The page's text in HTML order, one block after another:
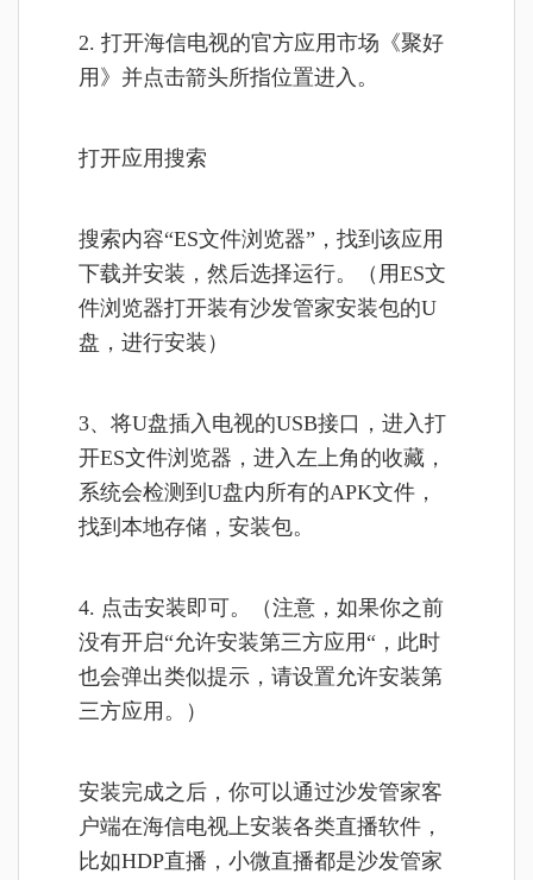
2. 打开海信电视的官方应用市场《聚好
用》并点击箭头所指位置进入。
打开应用搜索
搜索内容“ES文件浏览器”，找到该应用
下载并安装，然后选择运行。（用ES文
件浏览器打开装有沙发管家安装包的U
盘，进行安装）
3、将U盘插入电视的USB接口，进入打
开ES文件浏览器，进入左上角的收藏 ，
系统会检测到U盘内所有的APK文件，
找到本地存储，安装包。
4. 点击安装即可。（注意，如果你之前
没有开启“允许安装第三方应用“，此时
也会弹出类似提示，请设置允许安装第
三方应用。）
安装完成之后，你可以通过沙发管家客
户端在海信电视上安装各类直播软件，
比如HDP直播，小微直播都是沙发管家